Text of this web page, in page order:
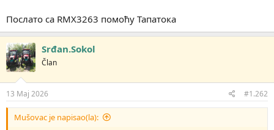
Послато са RMX3263 помоћу Тапатока
Srđan.Sokol
Član
13 Maj 2026 #1.262
Mušovac je napisao(la):